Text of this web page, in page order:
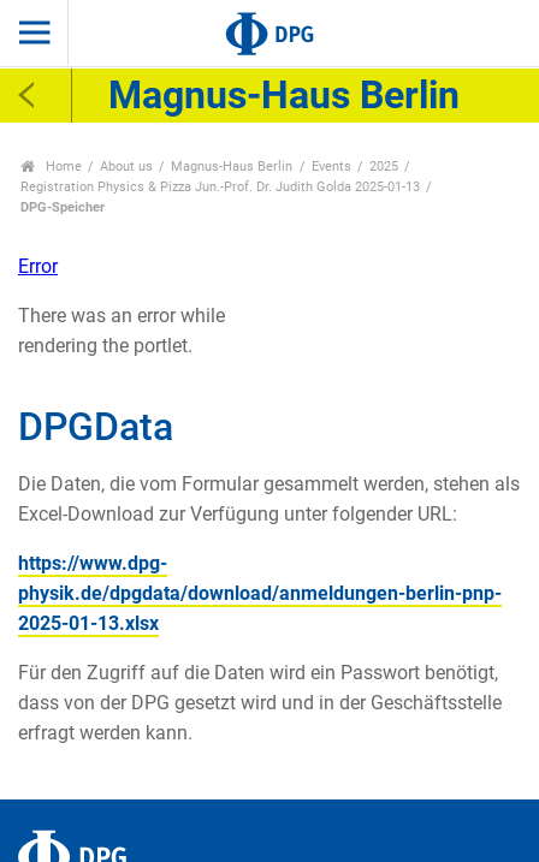
Magnus-Haus Berlin
Home About us Magnus-Haus Berlin Events
2025
Registration Physics & Pizza Jun.-Prof. Dr. Judith Golda 2025-01-13
DPG-Speicher
Error
There was an error while
rendering the portlet.
DPGData
Die Daten, die vom Formular gesammelt werden, stehen als
Excel-Download zur Verfügung unter folgender URL:
https://www.dpg-
physik.de/dpgdata/download/anmeldungen-berlin-pnp-
2025-01-13.xlsx
Für den Zugriff auf die Daten wird ein Passwort benötigt,
dass von der DPG gesetzt wird und in der Geschäftsstelle
erfragt werden kann.